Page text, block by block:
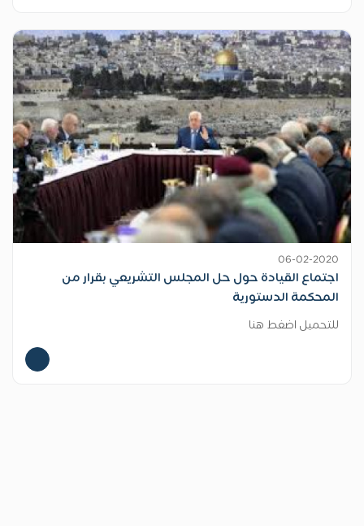
06-02-2020
اجتماع القيادة حول حل المجلس التشريعي بقرار من
المحكمة الدستورية
للتحميل اضغط هنا